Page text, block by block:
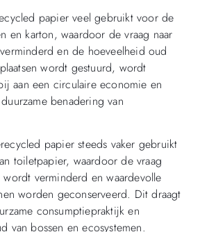
papier veel gebruikt voor de
en karton, waardoor de vraag naar
en de hoeveelheid oud
wordt gestuurd, wordt
aan een circulaire economie en
benadering van
papier steeds vaker gebruikt
toiletpapier, waardoor de vraag
verminderd en waardevolle
worden geconserveerd. Dit draagt
consumptiepraktijk en
van bossen en ecosystemen.